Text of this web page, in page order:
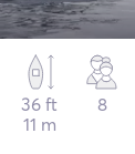
36 ft
11 m
8